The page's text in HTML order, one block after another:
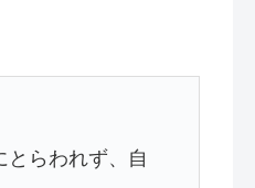
らわれず、自